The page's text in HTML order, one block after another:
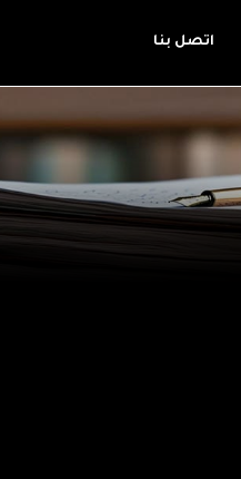
اتصل بنا